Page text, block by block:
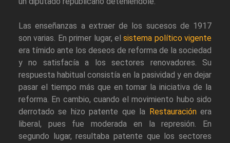
Las enseñanzas a extraer de los sucesos de 1917
son varias. En primer lugar, elsistema político vigente
era tímido ante los deseos de reforma de la sociedad
y no satisfacía a los sectores renovadores. Su
respuesta habitual consistía en la pasividad y en dejar
pasar el tiempo más que en tomar la iniciativa de la
reforma. En cambio, cuando el movimiento hubo sido
derrotado se hizo patente que la Restauraciónera
liberal, pues fue moderada en la represión. En
segundo lugar, resultaba patente que los sectores